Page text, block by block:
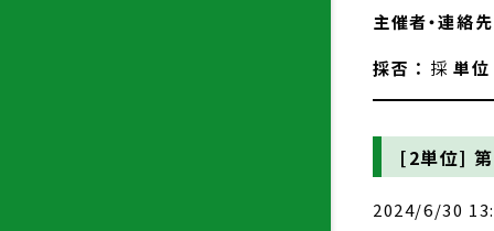
主催者・連絡先
採否 ： 採単位
[2単位]
2024/6/30